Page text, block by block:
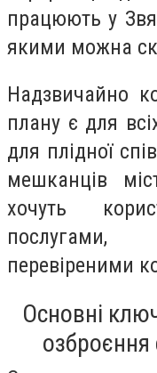
працюють у
якими можна
Надзвичайно
плану є для
для плідної
мешканців
хочуть
перевіреними
Основні
озброєння